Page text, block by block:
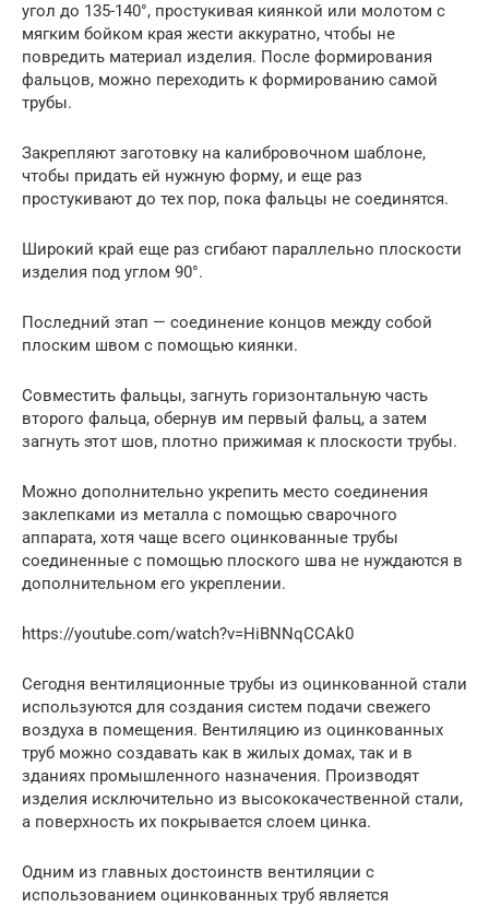
угол до 135-140°, простукивая киянкой или молотом с
мягким бойком края жести аккуратно, чтобы не
повредить материал изделия. После формирования
фальцов, можно переходить к формированию самой
трубы.
Закрепляют заготовку на калибровочном шаблоне,
чтобы придать ей нужную форму, и еще раз
простукивают до тех пор, пока фальцы не соединятся.
Широкий край еще раз сгибают параллельно плоскости
изделия под углом 90°.
Последний этап — соединение концов между собой
плоским швом с помощью киянки.
Совместить фальцы, загнуть горизонтальную часть
второго фальца, обернув им первый фальц, а затем
загнуть этот шов, плотно прижимая к плоскости трубы.
Можно дополнительно укрепить место соединения
заклепками из металла с помощью сварочного
аппарата, хотя чаще всего оцинкованные трубы
соединенные с помощью плоского шва не нуждаются в
дополнительном его укреплении.
https://youtube.com/watch?v=HiBNNqCCAk0
Сегодня вентиляционные трубы из оцинкованной стали
используются для создания систем подачи свежего
воздуха в помещения. Вентиляцию из оцинкованных
труб можно создавать как в жилых домах, так и в
зданиях промышленного назначения. Производят
изделия исключительно из высококачественной стали,
а поверхность их покрывается слоем цинка.
Одним из главных достоинств вентиляции с
использованием оцинкованных труб является